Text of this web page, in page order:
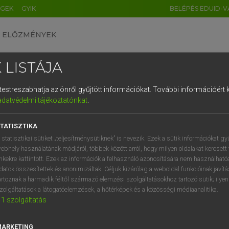
GYIK BELÉPÉS EDUID-
ELŐZMÉNYEK
nagyszótár
VAN ELŐFIZETÉSED?
megtekintéséhez.
LISTÁJA
az önről gyűjtött információkat. További információért
tájékoztatónkat.
statisztikai sütiket „teljesítménysütiknek” is nevezik. Ezek a sütik információkat
használatának módjáról, többek között arról, hogy milyen oldalakat keresett
kattintott. Ezek az információk a felhasználó azonosítására nem
összesítettek és anonimizáltak. Céljuk kizárólag a weboldal funkcióinak
a harmadik féltől származó elemzési szolgáltatásokhoz tartozó sütik;
a látogatóelemzések, a hőtérképek és a közösségi médiaanalitika.
1 szolgáltatás
DE CN FR ES IT NL
1 2 3 4 5 6 7 8 9
q w e r t z u i
a s d f g h j k l é
í y x c v b n m , .